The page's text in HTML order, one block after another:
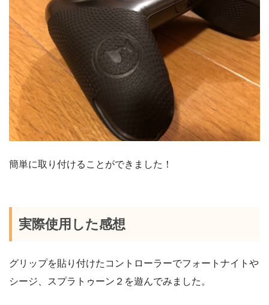
簡単に取り付けることができました！
実際使用した感想
グリップを貼り付けたコントローラーでフォートナイトや
シージ、スプラトゥーン２を遊んでみました。